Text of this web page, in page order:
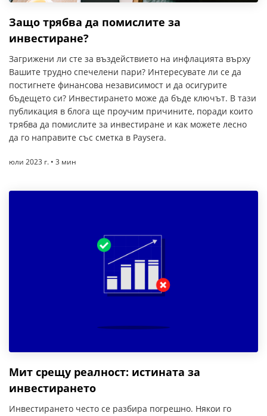
Защо трябва да помислите за
инвестиране?
Загрижени ли сте за въздействието на инфлацията върху
Вашите трудно спечелени пари? Интересувате ли се да
постигнете финансова независимост и да осигурите
бъдещето си? Инвестирането може да бъде ключът. В тази
публикация в блога ще проучим причините, поради които
трябва да помислите за инвестиране и как можете лесно
да го направите със сметка в Paysera.
юли 2023 г. • 3 мин
Мит срещу реалност: истината за
инвестирането
Инвестирането често се разбира погрешно. Някои го